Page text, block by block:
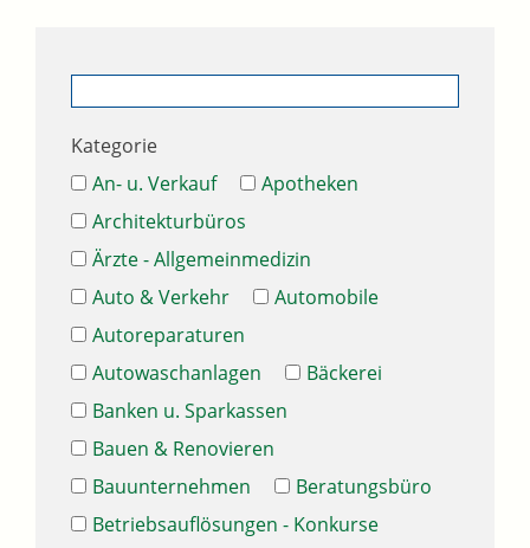
Kategorie
An- u. Verkauf
Apotheken
Architekturbüros
Ärzte - Allgemeinmedizin
Auto & Verkehr
Automobile
Autoreparaturen
Autowaschanlagen
Bäckerei
Banken u. Sparkassen
Bauen & Renovieren
Bauunternehmen
Beratungsbüro
Betriebsauflösungen - Konkurse